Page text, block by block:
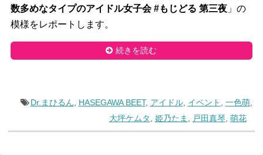
数多めなタイプのアイドル女子会 #もじどる 第三夜 」の
模様をレポートします。
続きを読む
Dr.まひるん HASEGAWA BEET, アイドル, イベント 一色萌,
大坪ケムタ
姫乃たま 戸田真琴 萌花